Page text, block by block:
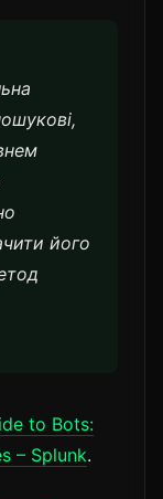
його
to Bots:
– Splunk.